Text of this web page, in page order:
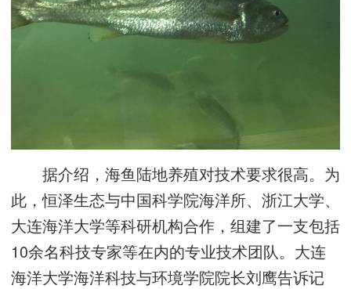
据介绍，海鱼陆地养殖对技术要求很高。为
此，恒泽生态与中国科学院海洋所、浙江大学、
大连海洋大学等科研机构合作，组建了一支包括
10余名科技专家等在内的专业技术团队。大连
海洋大学海洋科技与环境学院院长刘鹰告诉记